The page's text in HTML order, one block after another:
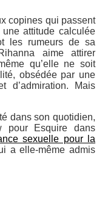
copines qui passent
attitude calculée
les rumeurs de sa
aime attirer
qu’elle ne soit
obsédée par une
d’admiration. Mais
dans son quotidien,
pour Esquire dans
sexuelle pour la
a elle-même admis